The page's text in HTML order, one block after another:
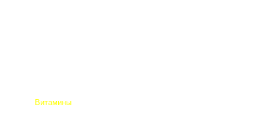
Витамины